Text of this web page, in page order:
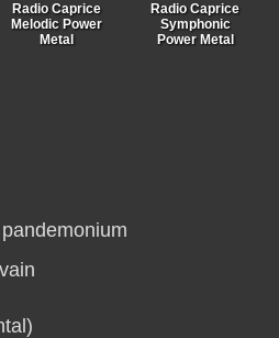
Radio Caprice
Melodic Power
Metal
Radio Caprice
Symphonic
Power Metal